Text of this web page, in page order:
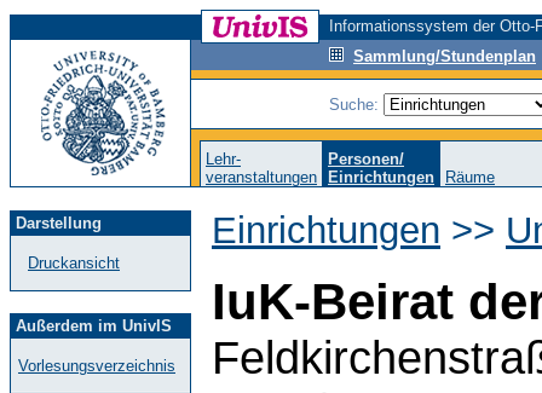
Informationssystem der
Sammlung/Stundenplan
Suche:
Lehr-
veranstaltungen
Personen/
Einrichtungen
Räume
Darstellung
Druckansicht
Außerdem im UnivIS
Vorlesungsverzeichnis
Einrichtungen >>
IuK-Beirat